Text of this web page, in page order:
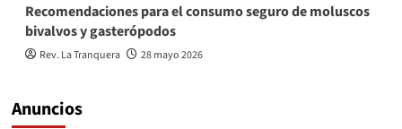
Recomendaciones para el consumo seguro de moluscos
bivalvos y gasterópodos
Rev. La Tranquera 28 mayo 2026
Anuncios